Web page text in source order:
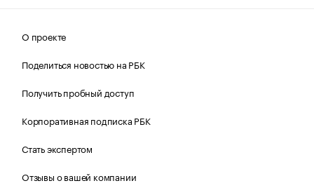
О проекте
Поделиться новостью на РБК
Получить пробный доступ
Корпоративная подписка РБК
Стать экспертом
Отзывы о вашей компании